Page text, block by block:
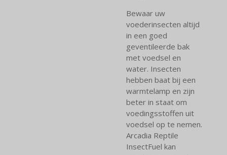
Bewaar uw
voederinsecten altijd
in een goed
geventileerde bak
met voedsel en
water. Insecten
hebben baat bij een
warmtelamp en zijn
beter in staat om
voedingsstoffen uit
voedsel op te nemen.
Arcadia Reptile
InsectFuel kan